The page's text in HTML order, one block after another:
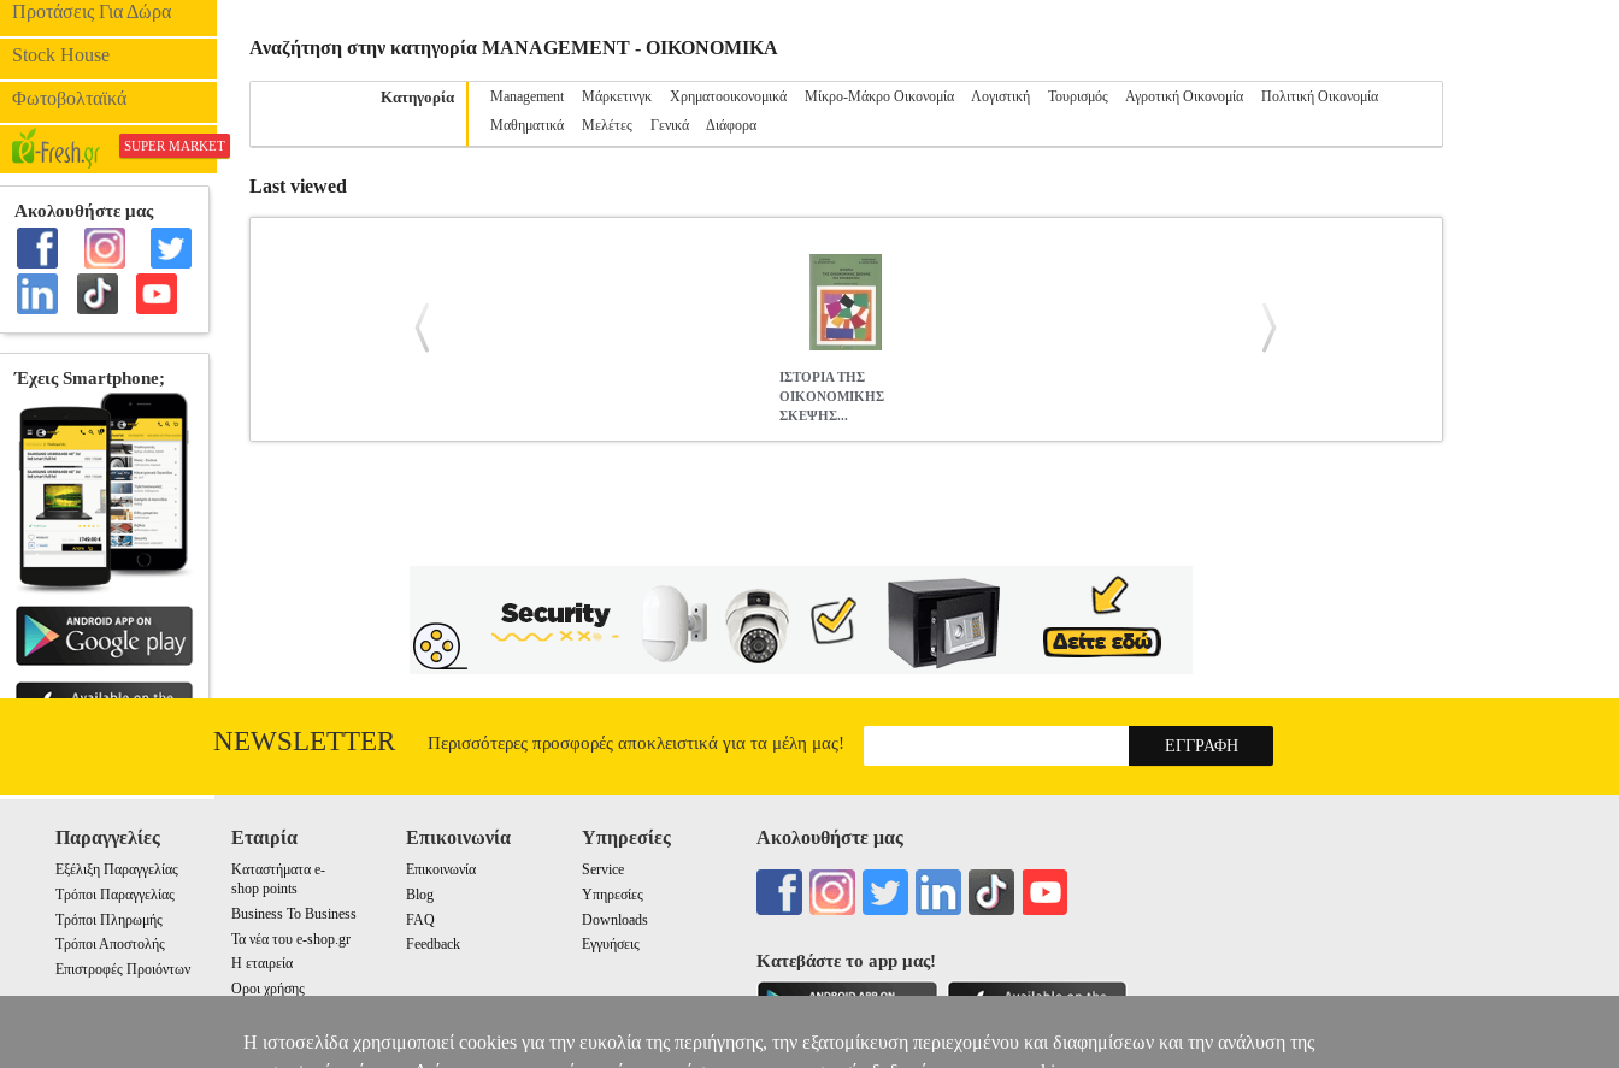
Προτάσεις Για Δώρα
Stock House
Φωτοβολταϊκά
SUPER MARKET
Αναζήτηση στην κατηγορία MANAGEMENT - ΟΙΚΟΝΟΜΙΚΑ
Κατηγορία Management Μάρκετινγκ Χρηματοοικονομικά Μίκρο-Μάκρο Οικονομία Λογιστική Τουρισμός Αγροτική Οικονομία
Πολιτική Οικονομία
Μαθηματικά
Μελέτες Γενικά Διάφορα
Last viewed
ΙΣΤΟΡΙΑ ΤΗΣ
ΟΙΚΟΝΟΜΙΚΗΣ
ΣΚΕΨΗΣ...
εισροών εμβαθύνει την ολοκλήρωση της παγκόσμιας αγοράς. Ταυτόχρονα, αυτές οι μεταφορές αγαθών και εισροών πραγματοποιούνται εντός του παγκόσμιου
δικτύου της μητρικής επιχείρησης. Έτσι, υποκαθιστούν τις αγορές και τον κατανεμητικό τους ρόλο με το εσωτερικό σύστημα διοίκησης, λήψης αποφάσεων και
κατανομής πόρων των πολυεθνικών. Πώς ερμηνεύονται οι διασυνοριακές ροές επενδύσεων, αγαθών και εισροών; Πώς η οικονομική θεωρία προσδιορίζει τα αίτια
και τα κίνητρα αυτών των διεθνών ροών; Ποιο είναι το κόστος και το όφελος αυτής της διαδικασίας για την ανάπτυξη των χωρών; Αυτά είναι μερικά από τα
ερωτήματα που φιλοδοξεί να απαντήσει το παρόν βιβλίο.
ΙΣΤΟΡΙΑ ΤΗΣ ΟΙΚΟΝΟΜΙΚΗΣ ΣΚΕΨΗΣ ΜΙΑ ΕΠΙΣΚΟΠΗΣΗ
NEWSLETTER Περισσότερες προσφορές αποκλειστικά για τα μέλη μας!
Παραγγελίες
Εξέλιξη Παραγγελίας
Τρόποι Παραγγελίας
Τρόποι Πληρωμής
Τρόποι Αποστολής
Επιστροφές Προιόντων
Εταιρία
Καταστήματα e-
shop points
Business To Business
Τα νέα του e-shop.gr
Η εταιρεία
Οροι χρήσης
Επικοινωνία
Επικοινωνία
Blog
FAQ
Feedback
Υπηρεσίες
Service
Υπηρεσίες
Downloads
Εγγυήσεις
Ακολουθήστε μας
Κατεβάστε το app μας!
Η ιστοσελίδα χρησιμοποιεί cookies για την ευκολία της περιήγησης, την εξατομίκευση περιεχομένου και διαφημίσεων και την ανάλυση της